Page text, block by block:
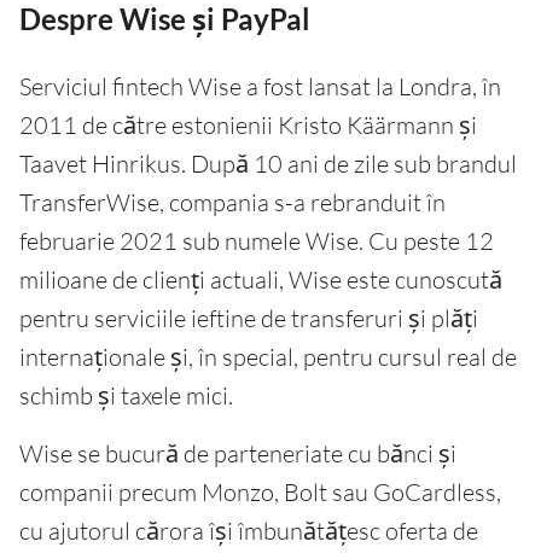
Despre Wise și PayPal
Serviciul fintech Wise a fost lansat la Londra, în
2011 de către estonienii Kristo Käärmann și
Taavet Hinrikus. După 10 ani de zile sub brandul
TransferWise, compania s-a rebranduit în
februarie 2021 sub numele Wise. Cu peste 12
milioane de clienți actuali, Wise este cunoscută
pentru serviciile ieftine de transferuri și plăți
internaționale și, în special, pentru cursul real de
schimb și taxele mici.
Wise se bucură de parteneriate cu bănci și
companii precum Monzo, Bolt sau GoCardless,
cu ajutorul cărora își îmbunătățesc oferta de